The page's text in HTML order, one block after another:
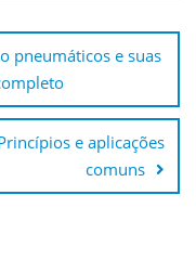
pneumáticos e suas
e aplicações
comuns